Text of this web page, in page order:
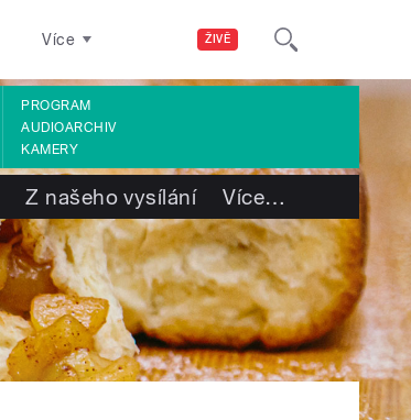
ŽIVĚ
Více
PROGRAM
AUDIOARCHIV
KAMERY
Z našeho vysílání Více…